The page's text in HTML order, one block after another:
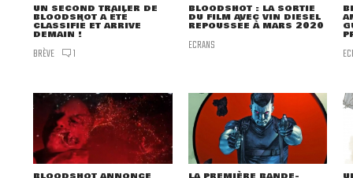
UN SECOND TRAILER DE
BLOODSHOT A ÉTÉ
CLASSIFIÉ ET ARRIVE
DEMAIN !
BRÈVE 1
BLOODSHOT : LA SORTIE
DU FILM AVEC VIN DIESEL
REPOUSSÉE À MARS 2020
ECRANS